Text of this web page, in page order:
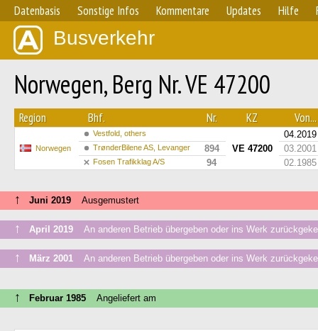
Datenbasis Sonstige Infos Kommentare Updates Hilfe
Busverkehr
Norwegen, Berg Nr. VE 47200
Region Bhf. Nr. KZ Von...
Norwegen
Vestfold, others
VE 47200
04.2019
TrønderBilene AS, Levanger 894 03.2001
Fosen Trafikklag A/S 94 02.1985
↑ Juni 2019 Ausgemustert
↑ April 2019 An anderen Betrieb übergeben oder ins Werk
↑ März 2001 An anderen Betrieb übergeben oder ins Werk
↑ Februar 1985 Angeliefert am